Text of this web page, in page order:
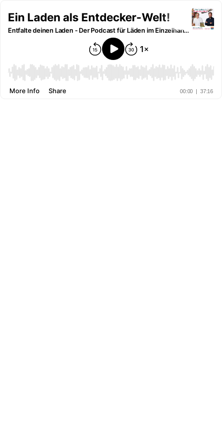
Ein Laden als Entdecker-Welt!
Entfalte deinen Laden - Der Podcast für Läden im Einzelhandel
00:00 | 37:16
More Info Share